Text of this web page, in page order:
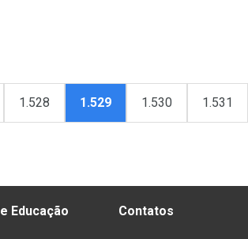
1.528 1.529 1.530 1.531
Educação Contatos